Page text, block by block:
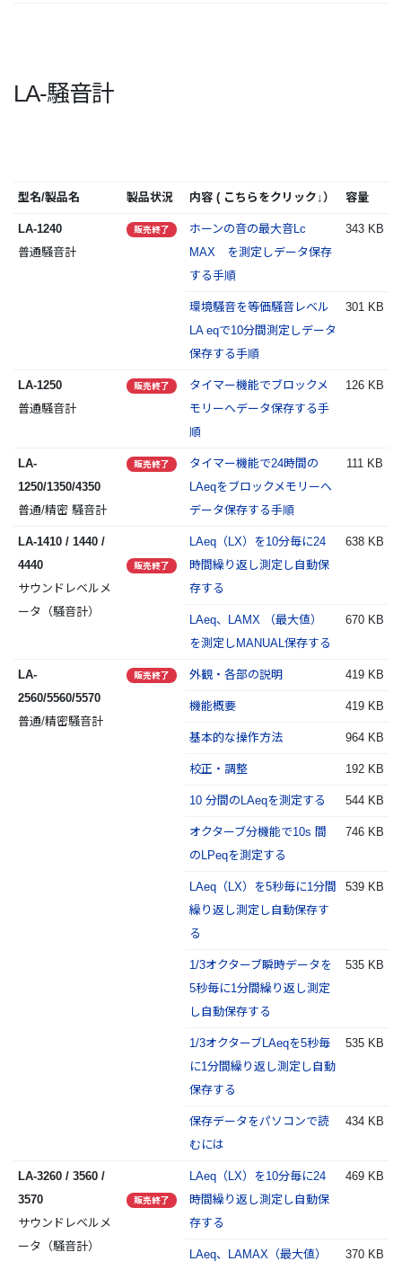
LA-騒音計
型名/製品名 製品状況 内容 ( こちらをクリック↓） 容量
LA-1240
普通騒音計
販売終了
ホーンの音の最大音Lc
MAX を測定しデータ保存
する手順
343 KB
環境騒音を等価騒音レベル
LA eqで10分間測定しデータ
保存する手順
301 KB
LA-1250
普通騒音計
販売終了
タイマー機能でブロックメ
モリーへデータ保存する手
順
126 KB
LA-
1250/1350/4350
普通/精密 騒音計
販売終了
タイマー機能で24時間の
LAeqをブロックメモリーへ
データ保存する手順
111 KB
LA-1410 / 1440 /
4440
サウンドレベルメ
ータ（騒音計）
販売終了
LAeq（LX）を10分毎に24
時間繰り返し測定し自動保
存する
638 KB
LAeq、LAMX （最大値）
を測定しMANUAL保存する
670 KB
LA-
2560/5560/5570
普通/精密騒音計
販売終了 外観・各部の説明 419 KB
機能概要 419 KB
基本的な操作方法 964 KB
校正・調整 192 KB
10 分間のLAeqを測定する 544 KB
オクターブ分機能で10s 間
のLPeqを測定する
746 KB
LAeq（LX）を5秒毎に1分間
繰り返し測定し自動保存す
る
539 KB
1/3オクターブ瞬時データを
5秒毎に1分間繰り返し測定
し自動保存する
535 KB
1/3オクターブLAeqを5秒毎
に1分間繰り返し測定し自動
保存する
535 KB
保存データをパソコンで読
むには
434 KB
LA-3260 / 3560 /
3570
サウンドレベルメ
ータ（騒音計）
販売終了
LAeq（LX）を10分毎に24
時間繰り返し測定し自動保
存する
469 KB
LAeq、LAMAX（最大値）
370 KB